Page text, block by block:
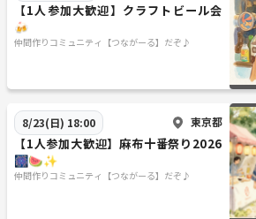
【1人参加大歓迎】クラフトビール会
🍻
仲間作りコミュニティ【つながーる】だぞ♪
8/23(日) 18:00 東京都
【1人参加大歓迎】麻布十番祭り2026
🎆🍉✨
仲間作りコミュニティ【つながーる】だぞ♪